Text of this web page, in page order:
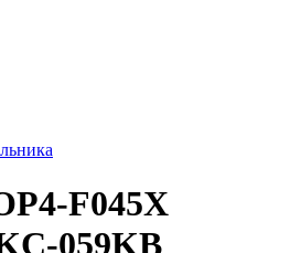
F045X
059KB